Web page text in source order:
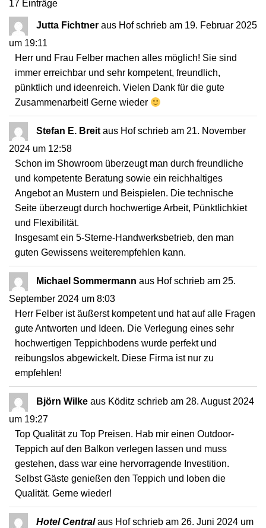
17 Einträge
Jutta Fichtner aus Hof schrieb am 19. Februar 2025
um 19:11
Herr und Frau Felber machen alles möglich! Sie sind
immer erreichbar und sehr kompetent, freundlich,
pünktlich und ideenreich. Vielen Dank für die gute
Zusammenarbeit! Gerne wieder
Stefan E. Breit aus Hof schrieb am 21. November
2024 um 12:58
Schon im Showroom überzeugt man durch freundliche
und kompetente Beratung sowie ein reichhaltiges
Angebot an Mustern und Beispielen. Die technische
Seite überzeugt durch hochwertige Arbeit, Pünktlichkiet
und Flexibilität.
Insgesamt ein 5-Sterne-Handwerksbetrieb, den man
guten Gewissens weiterempfehlen kann.
Michael Sommermann aus Hof schrieb am 25.
September 2024 um 8:03
Herr Felber ist äußerst kompetent und hat auf alle Fragen
gute Antworten und Ideen. Die Verlegung eines sehr
hochwertigen Teppichbodens wurde perfekt und
reibungslos abgewickelt. Diese Firma ist nur zu
empfehlen!
Björn Wilke aus Köditz schrieb am 28. August 2024
um 19:27
Top Qualität zu Top Preisen. Hab mir einen Outdoor-
Teppich auf den Balkon verlegen lassen und muss
gestehen, dass war eine hervorragende Investition.
Selbst Gäste genießen den Teppich und loben die
Qualität. Gerne wieder!
Hotel Central aus Hof schrieb am 26. Juni 2024 um